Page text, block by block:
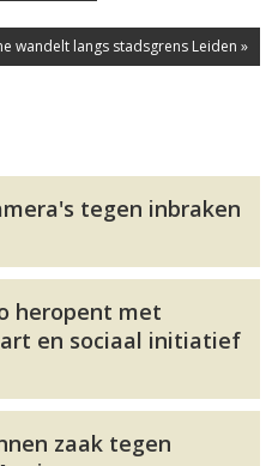
wandelt langs stadsgrens Leiden »
tegen inbraken
heropent met
en sociaal initiatief
zaak tegen